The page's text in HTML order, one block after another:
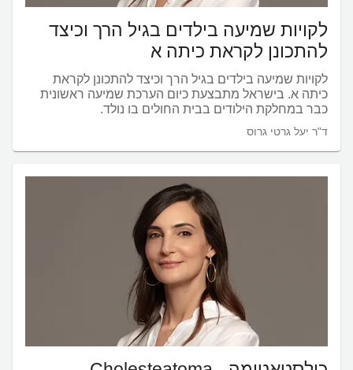
לקויות שמיעה בילדים בגיל הרך וכיצד
להתכונן לקראת כיתה א
לקויות שמיעה בילדים בגיל הרך וכיצד להתכונן לקראת
כיתה א. בישראל מתבצעת כיום הערכת שמיעה ראשונית
כבר במחלקת הילודים בבית החולים בו נולד.
ד"ר יעל גרטי גרוס